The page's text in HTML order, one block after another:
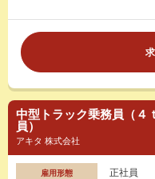
中型トラック乗務員（４
員）
アキタ 株式会社
雇用形態 正社員